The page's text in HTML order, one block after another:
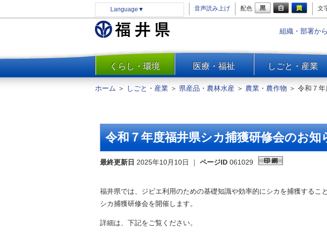
Language ▼ 音声読み上げ 配色 文
組織・部署か
一覧
くらし・環境 医療・福祉 しごと・産業
防災
水道・エネルギー
住まい・土地
環境問題・廃棄物対策・リサ
イクル
交通・道路
ホーム ＞ しごと・産業 ＞ 県産品・農林水産 ＞ 農業・農作物 ＞ 令和７
令和７年度福井県シカ捕獲研修会のお知
最終更新日 2025年10月10日 ｜ ページID 061029
福井県では、ジビエ利用のための基礎知識や効率的にシカを捕獲するこ
シカ捕獲研修会を開催します。
詳細は、下記をご覧ください。